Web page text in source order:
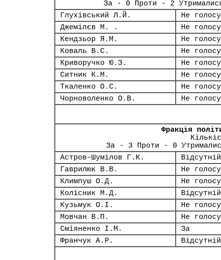
За - 0 Проти - 2
Глухівський Л.Й.
Не
Джемілєв М. .
Не
Кендзьор Я.М.
Не
Коваль В.С.
Не
Криворучко Ю.З.
Не
Ситник К.М.
Не
Ткаленко О.С.
Не
Чорноволенко О.В.
Не
Фракція
За - 3 Проти - 0
Астров–Шумілов Г.К.
Відсутній
Гаврилюк В.В.
Не
Климпуш О.Д.
Не
Колісник М.Д.
Відсутній
Кузьмук О.І.
Не
Мовчан В.П.
Не
Сміяненко І.М.
За
Франчук А.Р.
Відсутній